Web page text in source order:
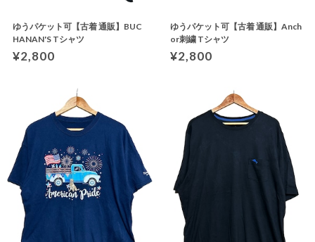
ゆうパケット可【古着 通販】BUC
HANAN'S Tシャツ
¥2,800
ゆうパケット可【古着 通販】Anch
or刺繍 Tシャツ
¥2,800